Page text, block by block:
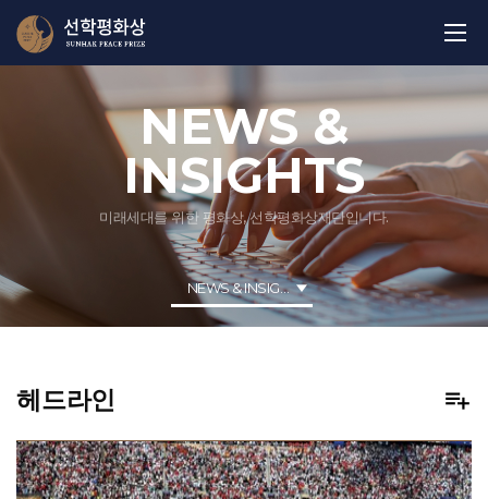
NEWS &
INSIGHTS
미래세대를 위한 평화상, 선학평화상재단입니다.
NEWS & INSIGHTS
헤드라인 